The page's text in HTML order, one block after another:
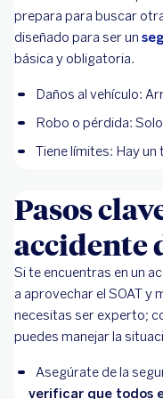
prepara para buscar
diseñado para ser un
básica y obligatoria.
Daños al vehículo:
Robo o pérdida:
Tiene límites: Hay
Pasos
accidente
Si te encuentras en un
a aprovechar el SOAT y
necesitas ser experto;
puedes manejar la
Asegúrate de la
verificar que todos